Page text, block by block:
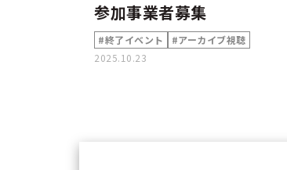
参加事業者募集
#終了イベント
#アーカイブ視聴
2025.10.23